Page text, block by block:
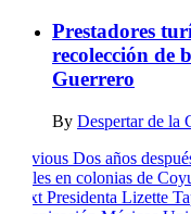
Prestadores
recolección de
Guerrero
By Despertar de la
Post
navigation
Previous Dos años
cables en colonias de
Next Presidenta Lizette